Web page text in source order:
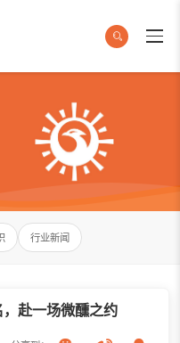
行业新闻
赴一场微醺之约